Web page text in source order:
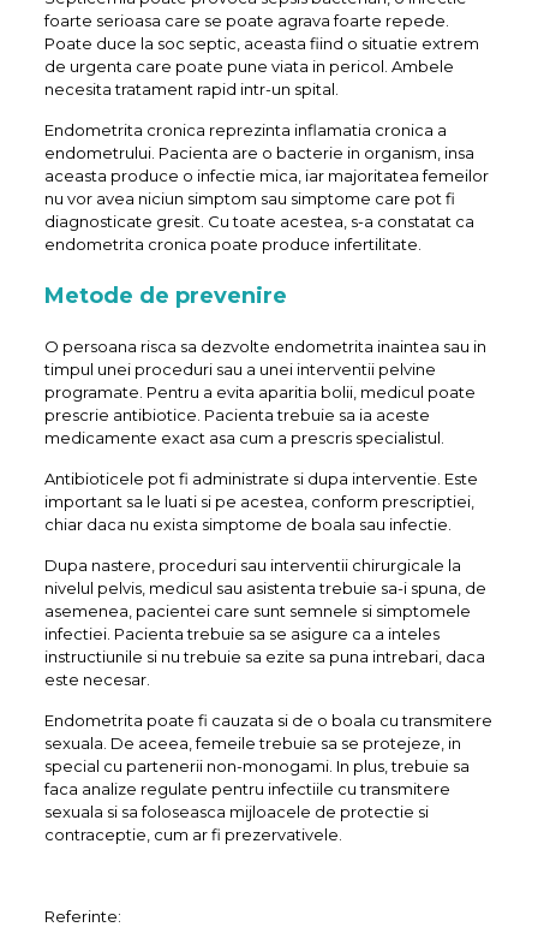
foarte serioasa care se poate agrava foarte repede.
Poate duce la soc septic, aceasta fiind o situatie extrem
de urgenta care poate pune viata in pericol. Ambele
necesita tratament rapid intr-un spital.
Endometrita cronica reprezinta inflamatia cronica a
endometrului. Pacienta are o bacterie in organism, insa
aceasta produce o infectie mica, iar majoritatea femeilor
nu vor avea niciun simptom sau simptome care pot fi
diagnosticate gresit. Cu toate acestea, s-a constatat ca
endometrita cronica poate produce infertilitate.
Metode de prevenire
O persoana risca sa dezvolte endometrita inaintea sau in
timpul unei proceduri sau a unei interventii pelvine
programate. Pentru a evita aparitia bolii, medicul poate
prescrie antibiotice. Pacienta trebuie sa ia aceste
medicamente exact asa cum a prescris specialistul.
Antibioticele pot fi administrate si dupa interventie. Este
important sa le luati si pe acestea, conform prescriptiei,
chiar daca nu exista simptome de boala sau infectie.
Dupa nastere, proceduri sau interventii chirurgicale la
nivelul pelvis, medicul sau asistenta trebuie sa-i spuna, de
asemenea, pacientei care sunt semnele si simptomele
infectiei. Pacienta trebuie sa se asigure ca a inteles
instructiunile si nu trebuie sa ezite sa puna intrebari, daca
este necesar.
Endometrita poate fi cauzata si de o boala cu transmitere
sexuala. De aceea, femeile trebuie sa se protejeze, in
special cu partenerii non-monogami. In plus, trebuie sa
faca analize regulate pentru infectiile cu transmitere
sexuala si sa foloseasca mijloacele de protectie si
contraceptie, cum ar fi prezervativele.
Referinte: